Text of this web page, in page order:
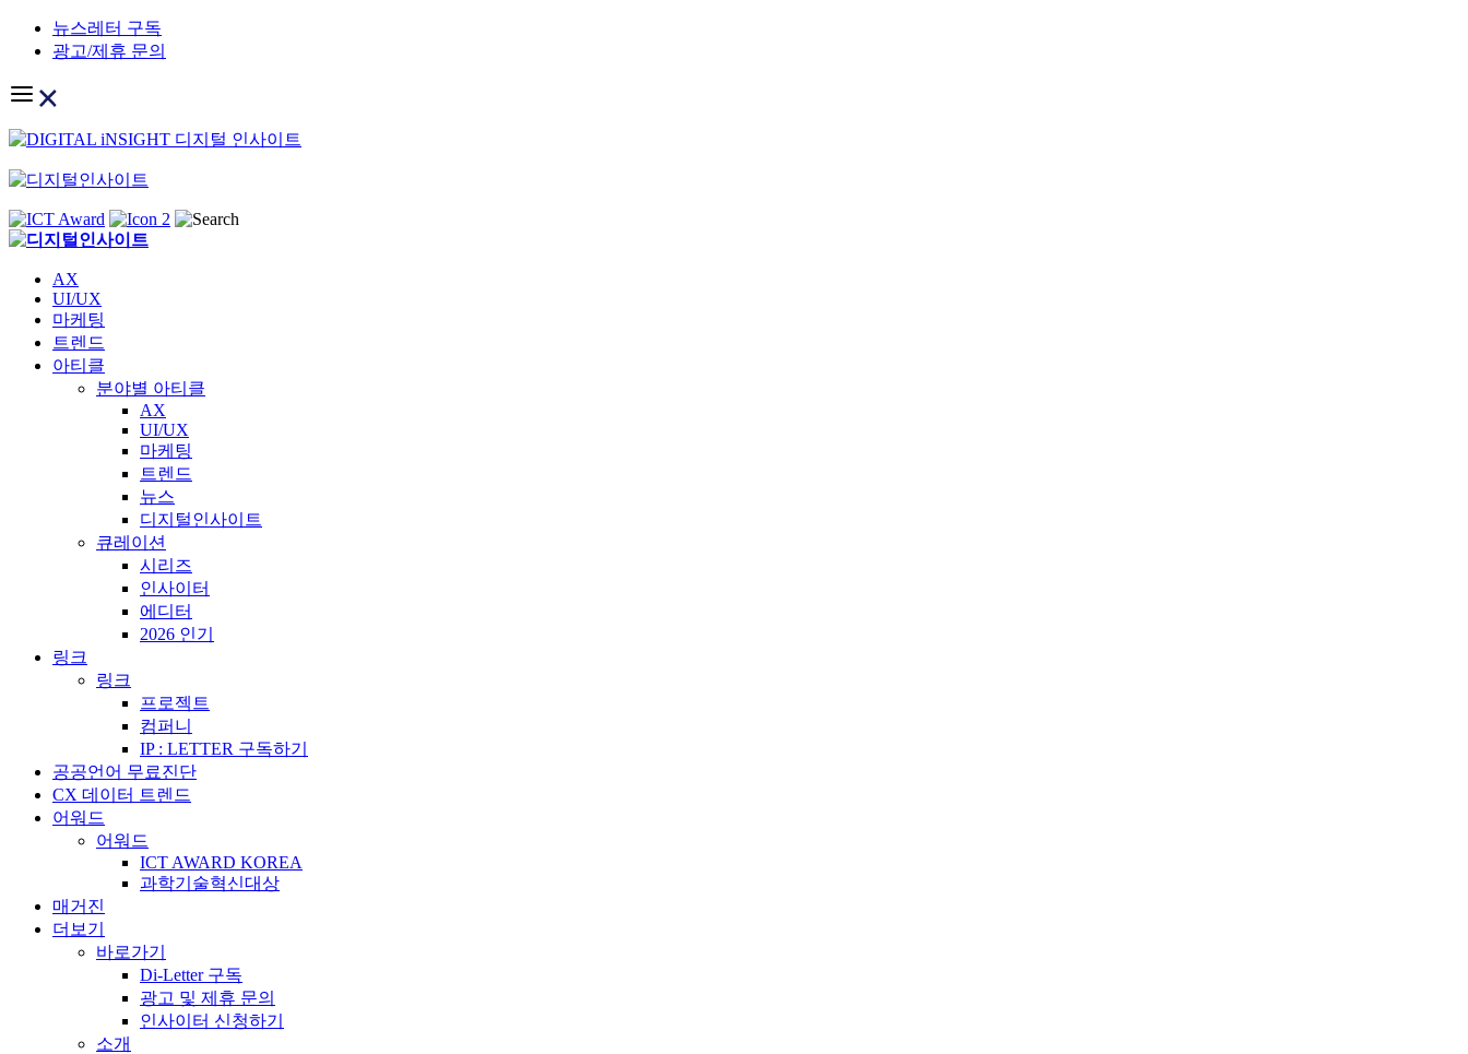
Skip
content
뉴스레터 구독
광고/제휴 문의
AX
UI/UX
마케팅
트렌드
아티클
분야별 아티클
AX
UI/UX
마케팅
트렌드
뉴스
디지털인사이트
큐레이션
시리즈
인사이터
에디터
2026 인기
링크
링크
프로젝트
컴퍼니
IP : LETTER 구독하기
공공언어 무료진단
CX 데이터 트렌드
어워드
어워드
ICT AWARD KOREA
과학기술혁신대상
매거진
더보기
바로가기
Di-Letter 구독
광고 및 제휴 문의
인사이터 신청하기
소개